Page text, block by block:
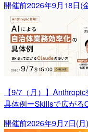
開催前2026年9月18日(
【9/7（月）】
具体例ーSkillsで広がる
開催前2026年9月7日(月